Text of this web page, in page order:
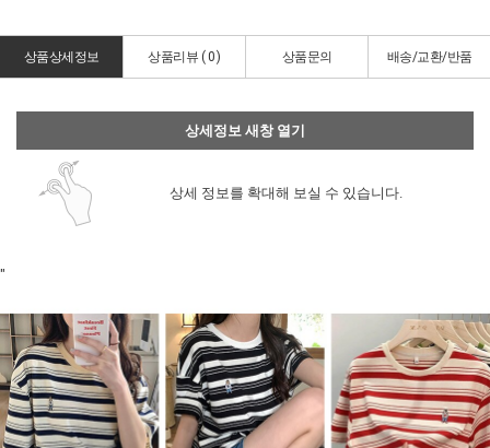
상품상세정보 상품리뷰 ( 0) 상품문의 배송/교환/반품
상세정보 새창 열기
상세 정보를 확대해 보실 수 있습니다.
"